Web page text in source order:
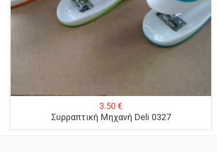
3.50 €
Συρραπτική Μηχανή Deli 0327